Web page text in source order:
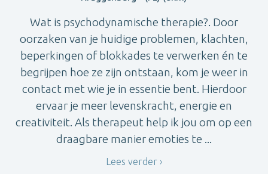
Wat is psychodynamische therapie?. Door
oorzaken van je huidige problemen, klachten,
beperkingen of blokkades te verwerken én te
begrijpen hoe ze zijn ontstaan, kom je weer in
contact met wie je in essentie bent. Hierdoor
ervaar je meer levenskracht, energie en
creativiteit. Als therapeut help ik jou om op een
draagbare manier emoties te ...
Lees verder